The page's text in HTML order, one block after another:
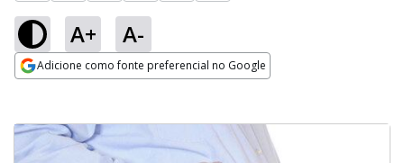
A+ A-
Adicione como fonte preferencial no Google